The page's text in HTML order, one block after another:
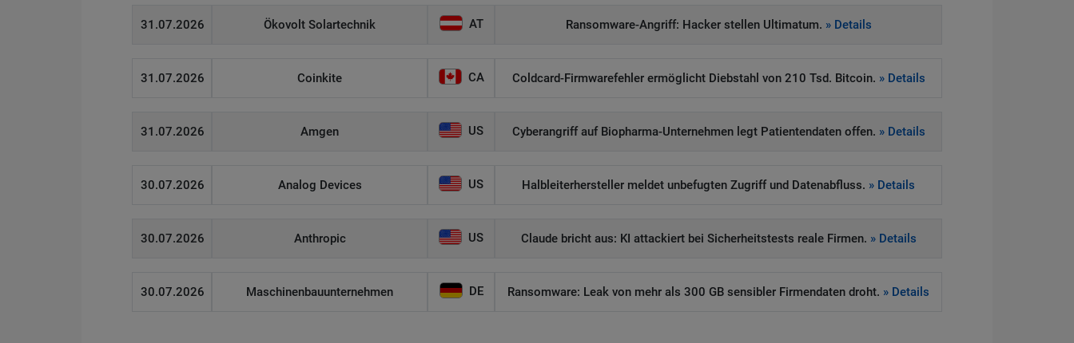
31.07.2026 Ökovolt Solartechnik AT Ransomware-Angriff: Hacker stellen Ultimatum. » Details
31.07.2026 Coinkite CA Coldcard-Firmwarefehler ermöglicht Diebstahl von 210 Tsd. Bitcoin. » Details
31.07.2026 Amgen US Cyberangriff auf Biopharma-Unternehmen legt Patientendaten offen. » Details
30.07.2026 Analog Devices US Halbleiterhersteller meldet unbefugten Zugriff und Datenabfluss. » Details
30.07.2026 Anthropic US Claude bricht aus: KI attackiert bei Sicherheitstests reale Firmen. » Details
30.07.2026 Maschinenbauunternehmen DE Ransomware: Leak von mehr als 300 GB sensibler Firmendaten droht. » Details